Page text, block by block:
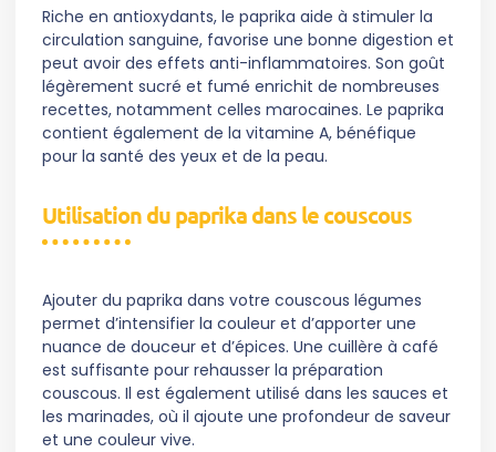
Riche en antioxydants, le paprika aide à stimuler la
circulation sanguine, favorise une bonne digestion et
peut avoir des effets anti-inflammatoires. Son goût
légèrement sucré et fumé enrichit de nombreuses
recettes, notamment celles marocaines. Le paprika
contient également de la vitamine A, bénéfique
pour la santé des yeux et de la peau.
Utilisation du paprika dans le couscous
Ajouter du paprika dans votre couscous légumes
permet d’intensifier la couleur et d’apporter une
nuance de douceur et d’épices. Une cuillère à café
est suffisante pour rehausser la préparation
couscous. Il est également utilisé dans les sauces et
les marinades, où il ajoute une profondeur de saveur
et une couleur vive.